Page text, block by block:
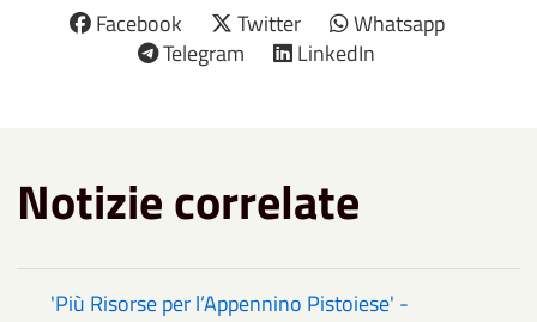
Facebook
Twitter
Whatsapp
Telegram
LinkedIn
Notizie correlate
'Più Risorse per l’Appennino Pistoiese' -